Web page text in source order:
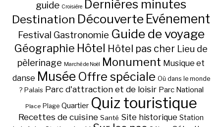
guide Croisière Dernières minutes
Destination Découverte Evénement
Festival Gastronomie Guide de voyage
Géographie Hôtel Hôtel pas cher Lieu de
pèlerinage Marché de Noël Monument Musique et
danse Musée Offre spéciale Où dans le monde
? Palais Parc d'attraction et de loisir Parc National
Place Plage Quartier Quiz touristique
Recettes de cuisine Santé Site historique Station